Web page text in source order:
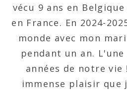
vécu 9 ans en
en France. En 2024-
monde avec mon
pendant un an.
années de notre vie
immense plaisir que